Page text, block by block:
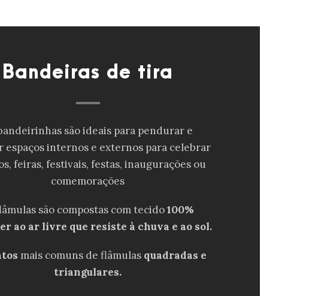
Bandeiras de tira
são ideais para pendurar e
espaços internos e externos para celebrar
feiras, festivais, festas, inaugurações ou
comemorações
são compostas com tecido100%
ao ar livre que resiste à chuva e ao sol.
mais comuns de flâmulas quadradas e
triangulares.